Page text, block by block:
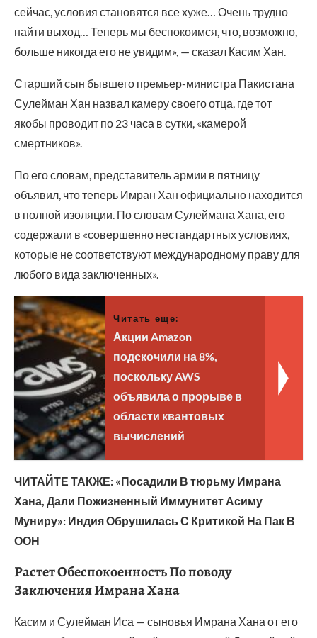
сейчас, условия становятся все хуже… Очень трудно
найти выход… Теперь мы беспокоимся, что, возможно,
больше никогда его не увидим», — сказал Касим Хан.
Старший сын бывшего премьер-министра Пакистана
Сулейман Хан назвал камеру своего отца, где тот
якобы проводит по 23 часа в сутки, «камерой
смертников».
По его словам, представитель армии в пятницу
объявил, что теперь Имран Хан официально находится
в полной изоляции. По словам Сулеймана Хана, его
содержали в «совершенно нестандартных условиях,
которые не соответствуют международному праву для
любого вида заключенных».
Читать еще:
Акции Amazon
подскочили на 8%,
поскольку AWS
объявила о прорыве в
области квантовых
вычислений
ЧИТАЙТЕ ТАКЖЕ: «Посадили В тюрьму Имрана
Хана, Дали Пожизненный Иммунитет Асиму
Муниру»: Индия Обрушилась С Критикой На Пак В
ООН
Растет Обеспокоенность По поводу
Заключения Имрана Хана
Касим и Сулейман Иса — сыновья Имрана Хана от его